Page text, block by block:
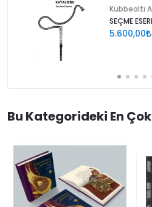
SEÇME
5.600,00
Bu Kategorideki En